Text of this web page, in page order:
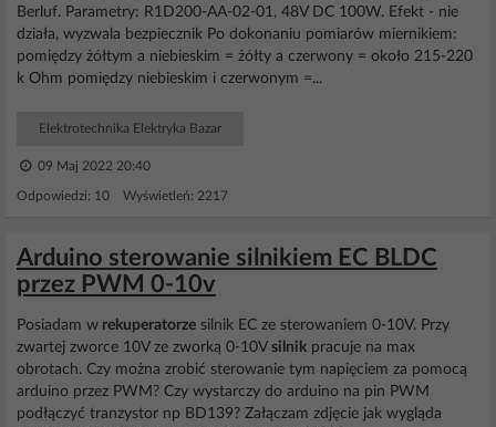
Berluf. Parametry: R1D200-AA-02-01, 48V DC 100W. Efekt - nie
działa, wyzwala bezpiecznik Po dokonaniu pomiarów miernikiem:
pomiędzy żółtym a niebieskim = żółty a czerwony = około 215-220
k Ohm pomiędzy niebieskim i czerwonym =...
Elektrotechnika Elektryka Bazar
09 Maj 2022 20:40
Odpowiedzi: 10 Wyświetleń: 2217
Arduino sterowanie silnikiem EC BLDC
przez PWM 0-10v
Posiadam w rekuperatorze silnik EC ze sterowaniem 0-10V. Przy
zwartej zworce 10V ze zworką 0-10V silnik pracuje na max
obrotach. Czy można zrobić sterowanie tym napięciem za pomocą
arduino przez PWM? Czy wystarczy do arduino na pin PWM
podłączyć tranzystor np BD139? Załączam zdjęcie jak wygląda